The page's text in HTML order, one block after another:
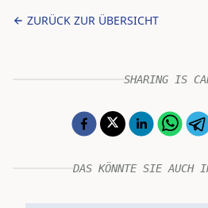
ZURÜCK ZUR ÜBERSICHT
SHARING IS
DAS KÖNNTE SIE AUCH